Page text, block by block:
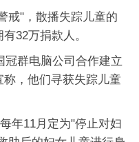
戒"，散播失踪儿童的
32万捐款人。
冠群电脑公司合作建立
，他们寻获失踪儿童
年11月定为"停止对妇